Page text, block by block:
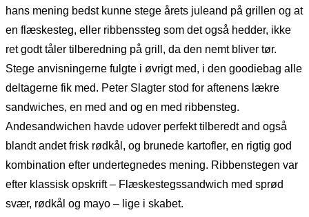
hans mening bedst kunne stege årets juleand på grillen og at
en flæskesteg, eller ribbenssteg som det også hedder, ikke
ret godt tåler tilberedning på grill, da den nemt bliver tør.
Stege anvisningerne fulgte i øvrigt med, i den goodiebag alle
deltagerne fik med. Peter Slagter stod for aftenens lækre
sandwiches, en med and og en med ribbensteg.
Andesandwichen havde udover perfekt tilberedt and også
blandt andet frisk rødkål, og brunede kartofler, en rigtig god
kombination efter undertegnedes mening. Ribbenstegen var
efter klassisk opskrift – Flæskestegssandwich med sprød
svær, rødkål og mayo – lige i skabet.